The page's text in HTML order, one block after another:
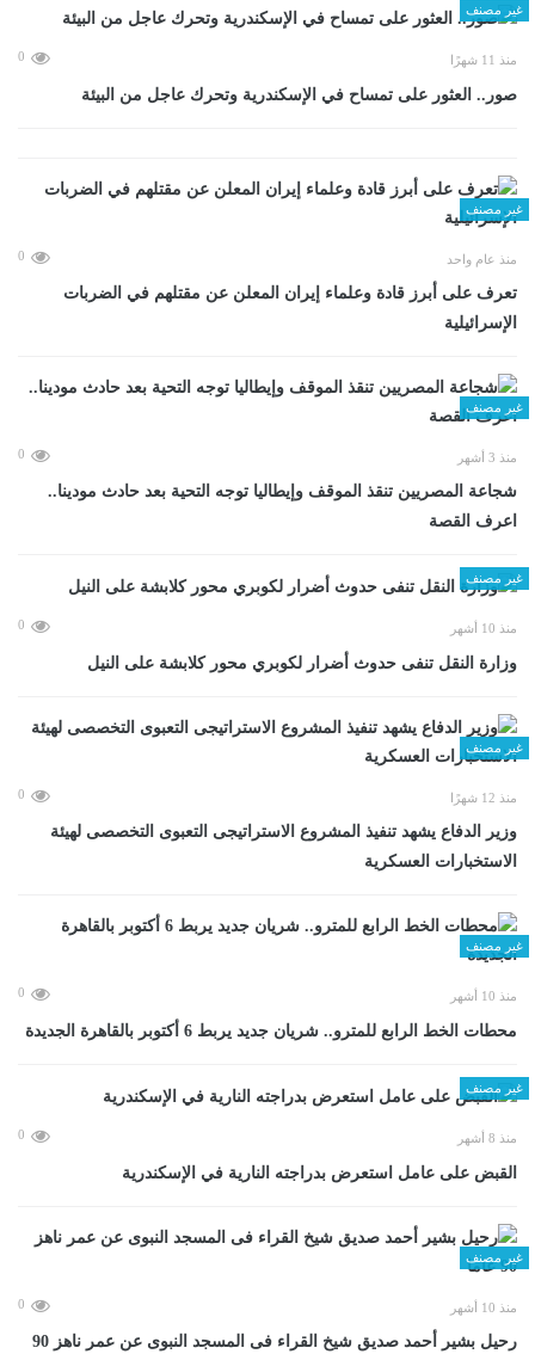
غير مصنف
منذ 11 شهرًا 0
صور.. العثور على تمساح في الإسكندرية وتحرك عاجل من البيئة
غير مصنف
منذ عام واحد 0
تعرف على أبرز قادة وعلماء إيران المعلن عن مقتلهم في الضربات
الإسرائيلية
غير مصنف
منذ 3 أشهر 0
شجاعة المصريين تنقذ الموقف وإيطاليا توجه التحية بعد حادث مودينا..
اعرف القصة
غير مصنف
منذ 10 أشهر 0
وزارة النقل تنفى حدوث أضرار لكوبري محور كلابشة على النيل
غير مصنف
منذ 12 شهرًا 0
وزير الدفاع يشهد تنفيذ المشروع الاستراتيجى التعبوى التخصصى لهيئة
الاستخبارات العسكرية
غير مصنف
منذ 10 أشهر 0
محطات الخط الرابع للمترو.. شريان جديد يربط 6 أكتوبر بالقاهرة الجديدة
غير مصنف
منذ 8 أشهر 0
القبض على عامل استعرض بدراجته النارية في الإسكندرية
غير مصنف
منذ 10 أشهر 0
رحيل بشير أحمد صديق شيخ القراء فى المسجد النبوى عن عمر ناهز 90